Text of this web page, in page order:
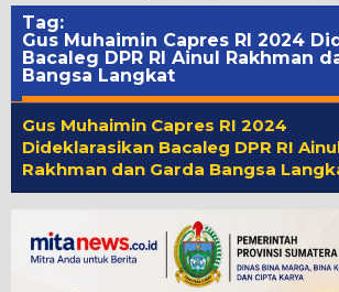
Tag:
Gus Muhaimin Capres RI 2024
Bacaleg DPR RI Ainul Rakhman
Bangsa Langkat
Gus Muhaimin Capres RI 2024
Dideklarasikan Bacaleg DPR RI
Rakhman dan Garda Bangsa